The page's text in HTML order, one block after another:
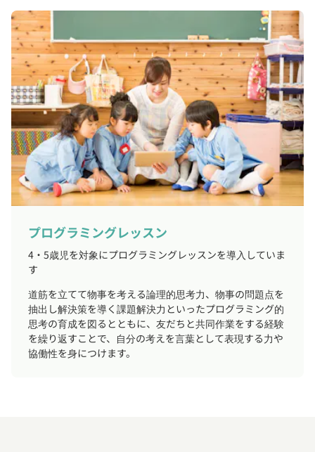
プログラミングレッスン
4・5歳児を対象にプログラミングレッスンを導入していま
す
道筋を立てて物事を考える論理的思考力、物事の問題点を
抽出し解決策を導く課題解決力といったプログラミング的
思考の育成を図るとともに、友だちと共同作業をする経験
を繰り返すことで、自分の考えを言葉として表現する力や
協働性を身につけます。